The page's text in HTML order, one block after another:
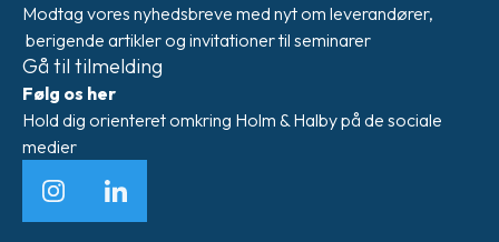
Modtag vores nyhedsbreve med nyt om leverandører,
berigende artikler og invitationer til seminarer
Gå til tilmelding
Følg os her
Hold dig orienteret omkring Holm & Halby på de sociale
medier
InstagramLinkedIn